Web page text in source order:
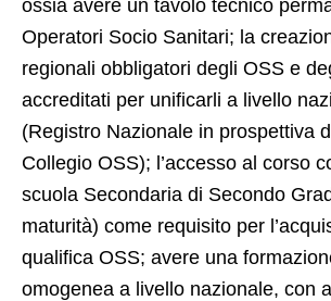
ossia avere un tavolo tecnico
Operatori Socio Sanitari; la
regionali obbligatori degli OSS e
accreditati per unificarli a livello
(Registro Nazionale in prospettiva
Collegio OSS); l’accesso al corso
scuola Secondaria di Secondo
maturità) come requisito per
qualifica OSS; avere una
omogenea a livello nazionale, con